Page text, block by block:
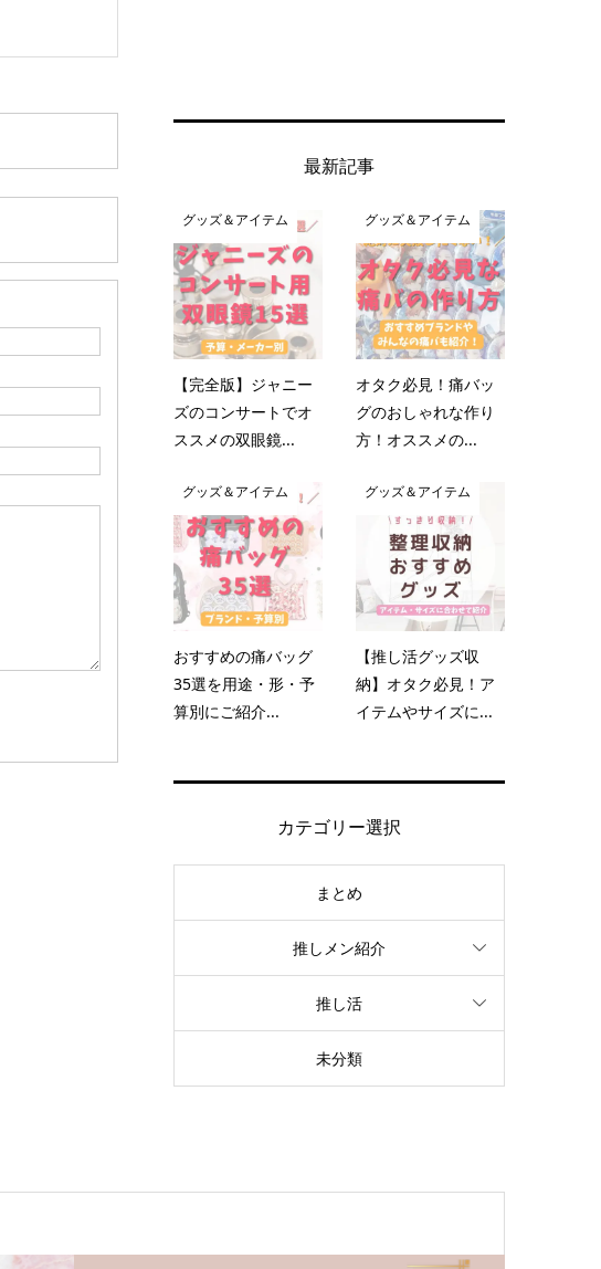
最新記事
グッズ＆アイテム
【完全版】ジャニー
ズのコンサートでオ
ススメの双眼鏡...
グッズ＆アイテム
オタク必見！痛バッ
グのおしゃれな作り
方！オススメの...
グッズ＆アイテム
おすすめの痛バッグ
35選を用途・形・予
算別にご紹介...
グッズ＆アイテム
【推し活グッズ収
納】オタク必見！ア
イテムやサイズに...
カテゴリー選択
まとめ
推しメン紹介
推し活
未分類